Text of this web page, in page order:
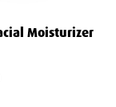
Moisturizer